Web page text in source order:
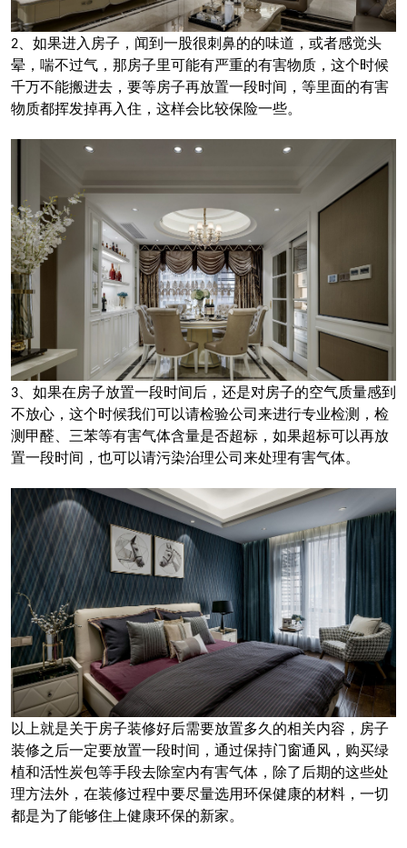
2、如果进入房子，闻到一股很刺鼻的的味道，或者感觉头
晕，喘不过气，那房子里可能有严重的有害物质，这个时候
千万不能搬进去，要等房子再放置一段时间，等里面的有害
物质都挥发掉再入住，这样会比较保险一些。
3、如果在房子放置一段时间后，还是对房子的空气质量感到
不放心，这个时候我们可以请检验公司来进行专业检测，检
测甲醛、三苯等有害气体含量是否超标，如果超标可以再放
置一段时间，也可以请污染治理公司来处理有害气体。
以上就是关于房子装修好后需要放置多久的相关内容，房子
装修之后一定要放置一段时间，通过保持门窗通风，购买绿
植和活性炭包等手段去除室内有害气体，除了后期的这些处
理方法外，在装修过程中要尽量选用环保健康的材料，一切
都是为了能够住上健康环保的新家。